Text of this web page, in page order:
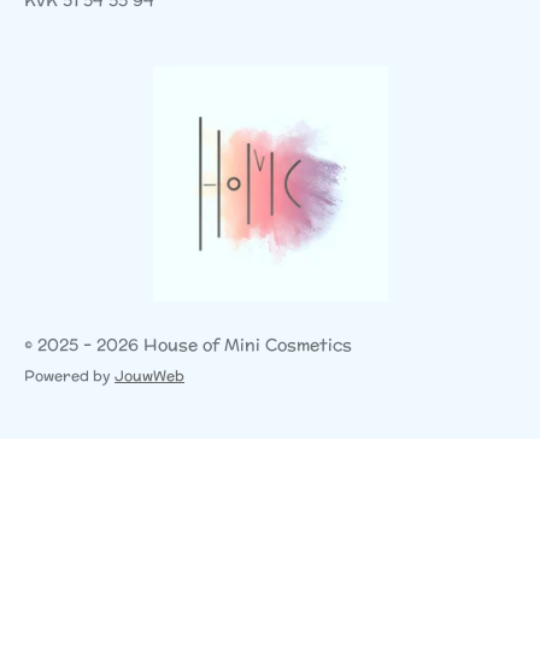
© 2025 - 2026 House of Mini Cosmetics
Powered by JouwWeb